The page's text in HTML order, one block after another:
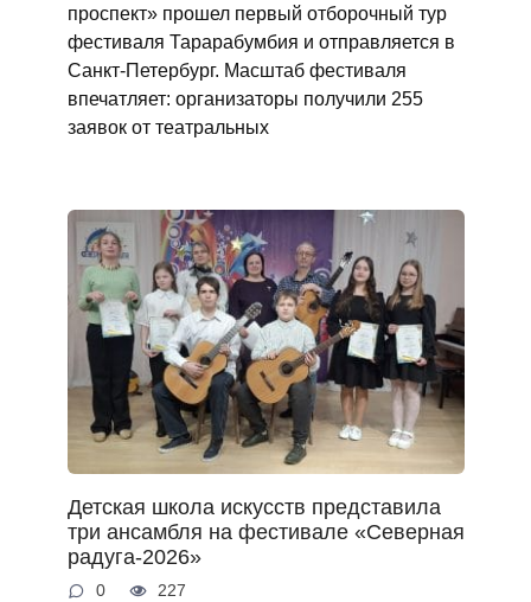
проспект» прошел первый отборочный тур
фестиваля Тарарабумбия и отправляется в
Санкт-Петербург. Масштаб фестиваля
впечатляет: организаторы получили 255
заявок от театральных
Детская школа искусств представила
три ансамбля на фестивале «Северная
радуга‑2026»
0 227